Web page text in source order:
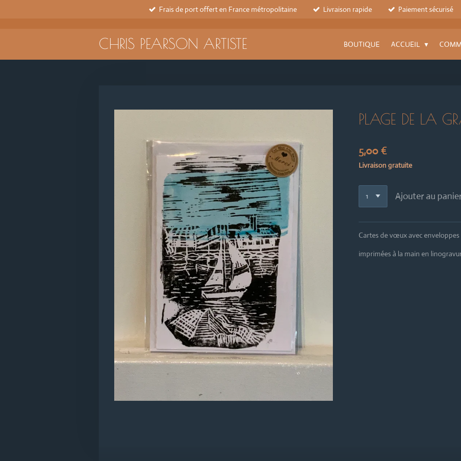
Frais de port offert en France métropolitaine Livraison rapide Paiement sécurisé
CHRIS PEARSON ARTISTE BOUTIQUE ACCUEIL
PLAGE DE LA
5,00 €
Livraison gratuite
Ajouter au
Cartes de vœux avec enveloppes
imprimées à la main en